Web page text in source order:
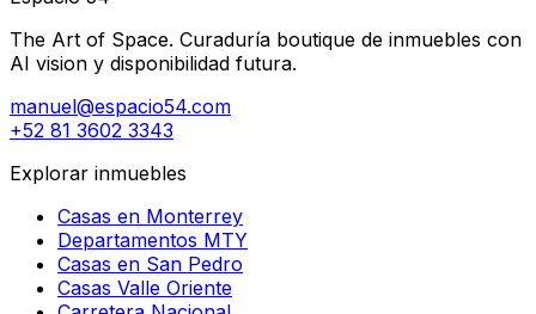
The Art of Space. Curaduría boutique de inmuebles con
AI vision y disponibilidad futura.
manuel@espacio54.com
+52 81 3602 3343
Explorar inmuebles
Casas en Monterrey
Departamentos MTY
Casas en San Pedro
Casas Valle Oriente